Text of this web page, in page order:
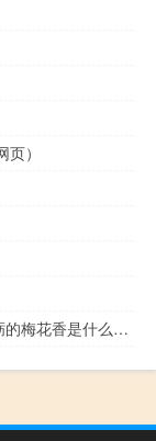
）
十年磨一剑砺得梅花香的意思（十年磨一剑砺的梅花香是什么意思）